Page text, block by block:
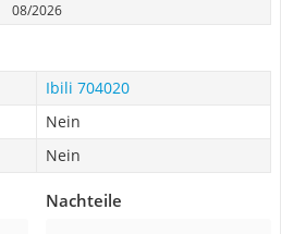
08/2026
Ibili 704020
Nein
Nein
Nachteile